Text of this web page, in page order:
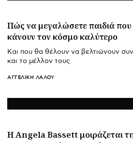
Πώς να μεγαλώσετε παιδιά
κάνουν τον κόσμο καλύτερο
Και που θα θέλουν να βελτιώνουν
και το μέλλον τους
ΑΓΓΕΛΙΚΉ ΛΆΛΟΥ
Η Angela Bassett μοιράζεται